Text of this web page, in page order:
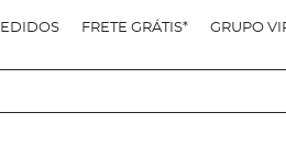
FRETE GRÁTIS* GRUPO